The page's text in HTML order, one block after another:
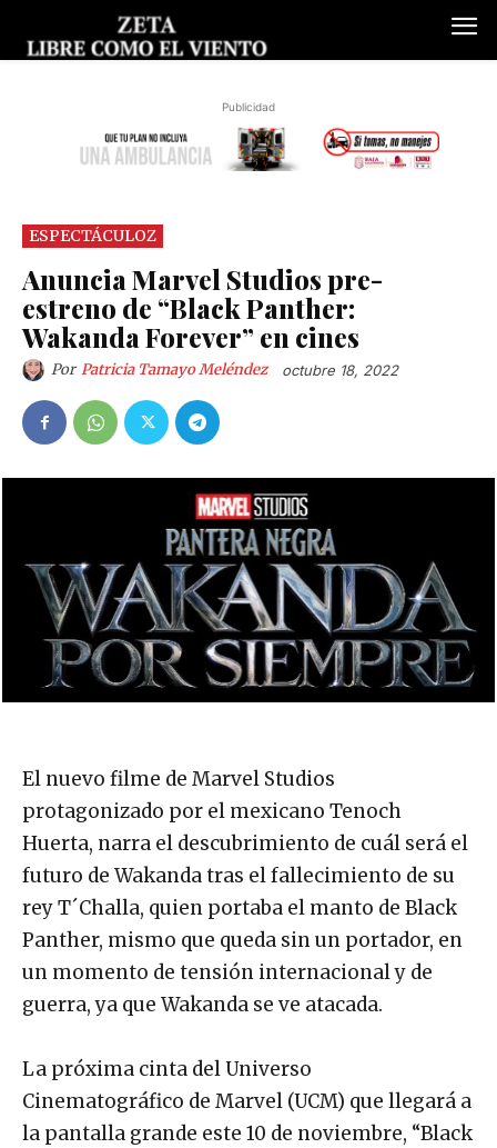
Publicidad
ESPECTÁCULOZ
Anuncia Marvel Studios pre-
estreno de “Black Panther:
Wakanda Forever” en cines
Por Patricia Tamayo Meléndez octubre 18, 2022
El nuevo filme de Marvel Studios
protagonizado por el mexicano Tenoch
Huerta, narra el descubrimiento de cuál será el
futuro de Wakanda tras el fallecimiento de su
rey T´Challa, quien portaba el manto de Black
Panther, mismo que queda sin un portador, en
un momento de tensión internacional y de
guerra, ya que Wakanda se ve atacada.
La próxima cinta del Universo
Cinematográfico de Marvel (UCM) que llegará a
la pantalla grande este 10 de noviembre, “Black